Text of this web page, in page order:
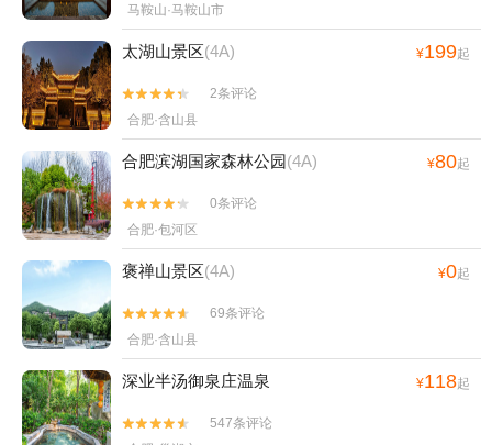
马鞍山·马鞍山市
太湖山景区(4A) ¥199起


2条评论
合肥·含山县
合肥滨湖国家森林公园(4A) ¥80起


0条评论
合肥·包河区
褒禅山景区(4A) ¥0起


69条评论
合肥·含山县
深业半汤御泉庄温泉 ¥118起


547条评论